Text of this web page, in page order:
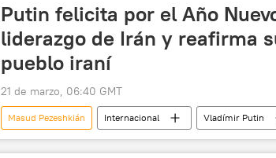
Putin felicita por el Año
liderazgo de Irán y reafirma
pueblo iraní
21 de marzo, 06:40 GMT
Masud Pezeshkián Internacional Vladímir Putin
Rusia
política 📰 Escalada entre EEUU,